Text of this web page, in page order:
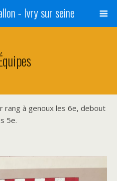
- Ivry sur seine
rang à genoux les 6e, debout
5e.